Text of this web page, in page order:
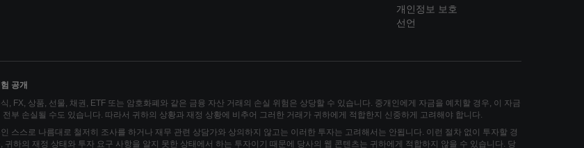
개인정보 보호
선언
공개
, FX, 상품, 선물, 채권, ETF 또는 암호화폐와 같은 금융 자산 거래의 손실 위험은 상당할 수 있습니다. 중개인에게 자금을 예치할 경우, 이 자금
전부 손실될 수도 있습니다. 따라서 귀하의 상황과 재정 상황에 비추어 그러한 거래가 귀하에게 적합한지 신중하게 고려해야 합니다.
스스로 나름대로 철저히 조사를 하거나 재무 관련 상담가와 상의하지 않고는 이러한 투자는 고려해서는 안됩니다. 이런 절차 없이 투자할 경
귀하의 재정 상태와 투자 요구 사항을 알지 못한 상태에서 하는 투자이기 때문에 당사의 웹 콘텐츠는 귀하에게 적합하지 않을 수 있습니다. 당